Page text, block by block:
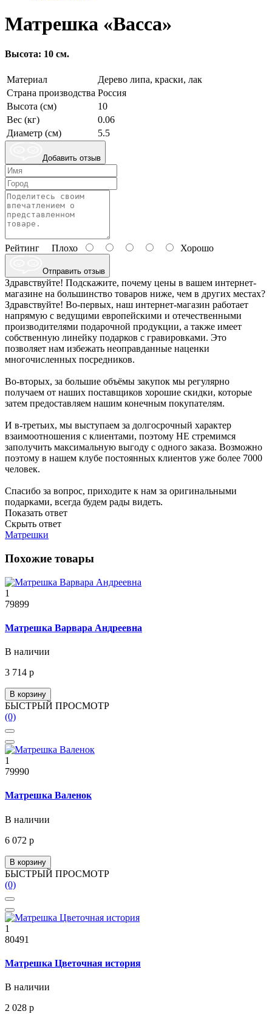
Матрешка «Васса»
Высота: 10 см.
Материал
Дерево липа, краски, лак
Страна производства Россия
Высота (см)
10
Вес (кг)
0.06
Диаметр (см)
5.5
Добавить отзыв
Рейтинг Плохо Хорошо
Отправить отзыв
Здравствуйте! Подскажите, почему цены в вашем интернет-
магазине на большинство товаров ниже, чем в других местах?
Здравствуйте! Во-первых, наш интернет-магазин работает
напрямую с ведущими европейскими и отечественными
производителями подарочной продукции, а также имеет
собственную линейку подарков с гравировками. Это
позволяет нам избежать неоправданные наценки
многочисленных посредников.
Во-вторых, за большие объёмы закупок мы регулярно
получаем от наших поставщиков хорошие скидки, которые
затем предоставляем нашим конечным покупателям.
И в-третьих, мы выступаем за долгосрочный характер
взаимоотношения с клиентами, поэтому НЕ стремимся
заполучить максимальную выгоду с одного заказа. Возможно
поэтому в нашем клубе постоянных клиентов уже более 7000
человек.
Спасибо за вопрос, приходите к нам за оригинальными
подарками, всегда будем рады видеть.
Показать ответ
Скрыть ответ
Матрешки
Похожие товары
1
79899
Матрешка Варвара Андреевна
В наличии
3 714 р
В корзину
БЫСТРЫЙ ПРОСМОТР
(0)
1
79990
Матрешка Валенок
В наличии
6 072 р
В корзину
БЫСТРЫЙ ПРОСМОТР
(0)
1
80491
Матрешка Цветочная история
В наличии
2 028 р